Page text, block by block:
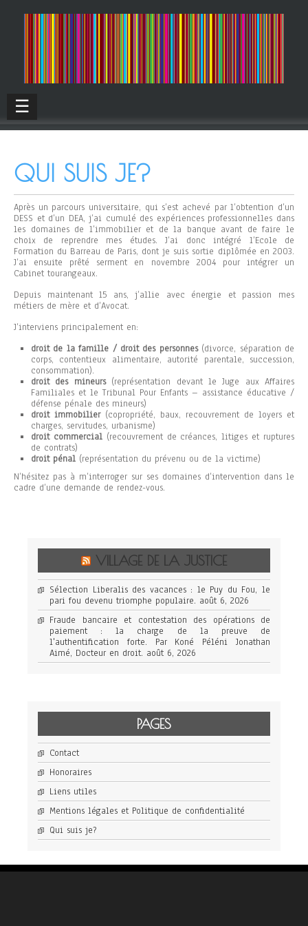
☰
QUI SUIS JE?
Après un parcours universitaire, qui s’est achevé par l’obtention d’un
DESS et d’un DEA, j’ai cumulé des expériences professionnelles dans
les domaines de l’immobilier et de la banque avant de faire le
choix de reprendre mes études. J’ai donc intégré l’Ecole de
Formation du Barreau de Paris, dont je suis sortie diplômée en 2003.
J’ai ensuite prêté serment en novembre 2004 pour intégrer un
Cabinet tourangeaux.
Depuis maintenant 15 ans, j’allie avec énergie et passion mes
métiers de mère et d’Avocat.
J’interviens principalement en:
droit de la famille / droit des personnes(divorce, séparation de
corps, contentieux alimentaire, autorité parentale, succession,
consommation).
droit des mineurs(représentation devant le Juge aux Affaires
Familiales et le Tribunal Pour Enfants – assistance éducative /
défense pénale des mineurs)
droit immobilier(copropriété, baux, recouvrement de loyers et
charges, servitudes, urbanisme)
droit commercial(recouvrement de créances, litiges et ruptures
de contrats)
droit pénal (représentation du prévenu ou de la victime)
N’hésitez pas à m’interroger sur ses domaines d’intervention dans le
cadre d’une demande de rendez-vous.
VILLAGE DE LA JUSTICE
Sélection Liberalis des vacances : le Puy du Fou, le
pari fou devenu triomphe populaire. août 6, 2026
Fraude bancaire et contestation des opérations de
paiement : la charge de la preuve de
l'authentification forte. Par Koné Péléni Jonathan
Aimé, Docteur en droit. août 6, 2026
PAGES
Contact
Honoraires
Liens utiles
Mentions légales et Politique de confidentialité
Qui suis je?